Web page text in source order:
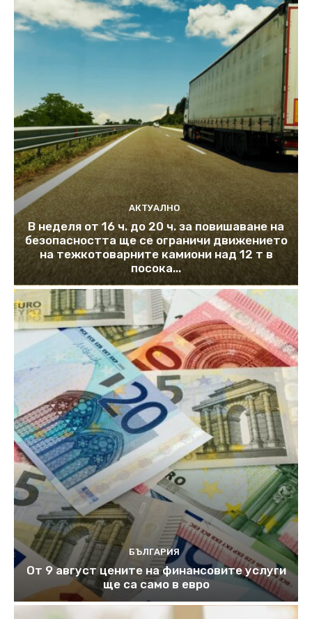
АКТУАЛНО
В неделя от 16 ч. до 20 ч. за повишаване на
безопасността ще се ограничи движението
на тежкотоварните камиони над 12 т в
посока...
БЪЛГАРИЯ
От 9 август цените на финансовите услуги
ще са само в евро